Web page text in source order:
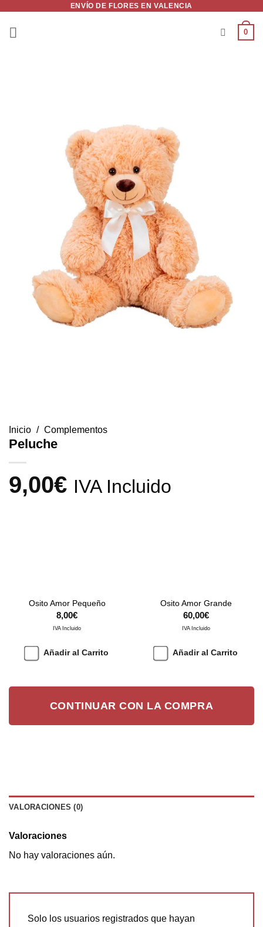
contenido
ENVÍO DE FLORES EN VALENCIA
0
Inicio / Complementos
Peluche
9,00€ IVA Incluido
Osito Amor Pequeño
8,00€
IVA Incluido
Añadir al Carrito
Osito Amor Grande
60,00€
IVA Incluido
Añadir al Carrito
CONTINUAR CON LA COMPRA
VALORACIONES (0)
Valoraciones
No hay valoraciones aún.
Solo los usuarios registrados que hayan